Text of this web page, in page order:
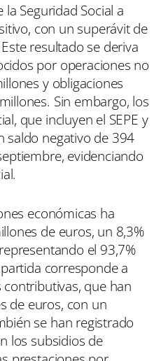
Seguridad Social a
con un superávit de
resultado se deriva
por operaciones no
y obligaciones
Sin embargo, los
que incluyen el SEPE y
saldo negativo de 394
evidenciando
económicas ha
de euros, un 8,3%
el 93,7%
corresponde a
que han
de euros, con un
se han registrado
los subsidios de